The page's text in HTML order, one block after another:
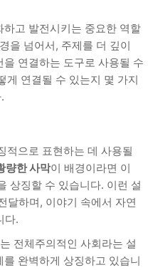
고 발전시키는 중요한 역할
을 넘어서, 주제를 더 깊이
연결하는 도구로 사용될 수
게 연결될 수 있는지 몇 가지
적으로 표현하는 데 사용될
량한 사막이 배경이라면 이
상징할 수 있습니다. 이런 설
달하며, 이야기 속에서 자연
다.
전체주의적인 사회라는 설
완벽하게 상징하고 있습니